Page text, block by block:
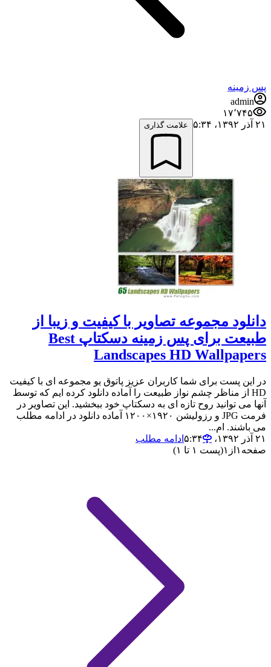
پس زمینه
admin
۱۷٬۷۴۵
۲۱ آذر ۱۳۹۲،‏ ۵:۳۴
علامت گذاری
دانلود مجموعه تصاویر با کیفیت و زیبا از
طبیعت برای پس زمینه دسکتاپ Best
Landscapes HD Wallpapers
در این پست برای شما کاربران عزیز پاتوق یو مجموعه ای با کیفیت
HD از مناظر چشم نواز طبیعت را آماده دانلود کرده ایم که توسط
آنها می توانید روح تازه ای به دسکتاپ خود ببخشید. این تصاویر در
فرمت JPG و رزولیشن ۱۹۲۰×۱۲۰۰ آماده دانلود در ادامه مطلب
می باشند. ام...
۲۱ آذر ۱۳۹۲،‏ ۵:۳۴
ادامه مطلب
صفحه ۱ از ۱(پست ۱ تا ۱)